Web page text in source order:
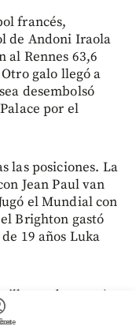
francés,
de Andoni Iraola
al Rennes 63,6
galo llegó a
desembolsó
por el
las posiciones. La
Jean Paul van
el Mundial con
Brighton gastó
19 años Luka
de euros) y
se convierten